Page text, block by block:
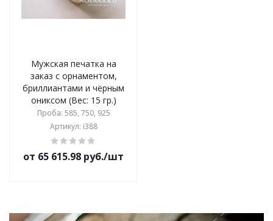
Мужская печатка на
заказ с орнаментом,
бриллиантами и чёрным
ониксом (Вес: 15 гр.)
Проба: 585, 750, 925
Артикул: i388
от 65 615.98 руб./шт